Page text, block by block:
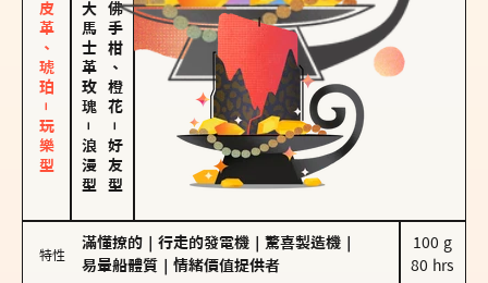
皮革、琥珀－玩樂型 大馬士革玫瑰
－
浪漫型
佛手柑、橙花
－
好友型
特性
滿懂撩的 行走的發電機 驚喜製造機
易暈船體質
情緒價值提供者
100 g
80 hrs